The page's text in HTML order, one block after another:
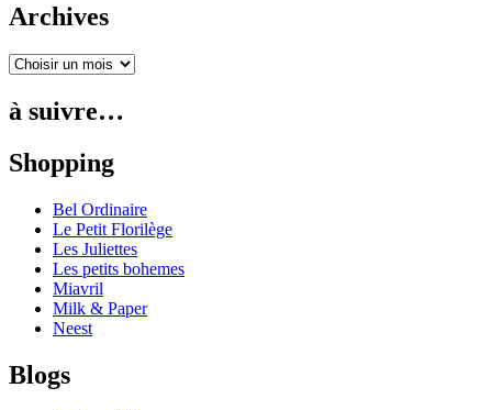
Archives
à suivre…
Shopping
Bel Ordinaire
Le Petit Florilège
Les Juliettes
Les petits bohemes
Miavril
Milk & Paper
Neest
Blogs